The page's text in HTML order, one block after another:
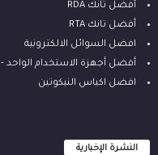
أفضل تانك RDA
أفضل تانك RTA
افضل السوائل الالكترونية
أفضل أجهزة الاستخدام الواحد - Disposable
افضل اكياس النيكوتين
النشرة الإخبارية